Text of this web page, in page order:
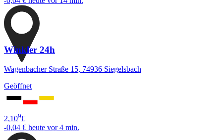
Winkler 24h
Wagenbacher Straße 15, 74936 Siegelsbach
Geöffnet
2,109€
-0,04 € heute vor 4 min.